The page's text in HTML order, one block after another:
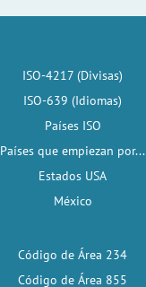
ISO-4217 (Divisas)
ISO-639 (Idiomas)
Países ISO
Países que empiezan por...
Estados USA
México
Código de Área 234
Código de Área 855